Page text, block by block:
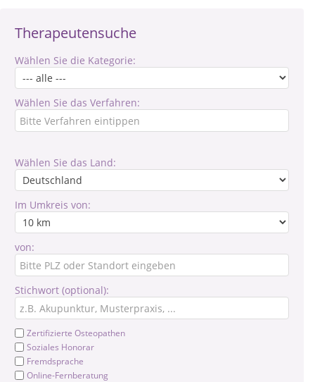
Therapeutensuche
Wählen Sie die Kategorie:
Wählen Sie das Verfahren:
Wählen Sie das Land:
Im Umkreis von:
von:
Stichwort (optional):
Zertifizierte Osteopathen
Soziales Honorar
Fremdsprache
Online-Fernberatung